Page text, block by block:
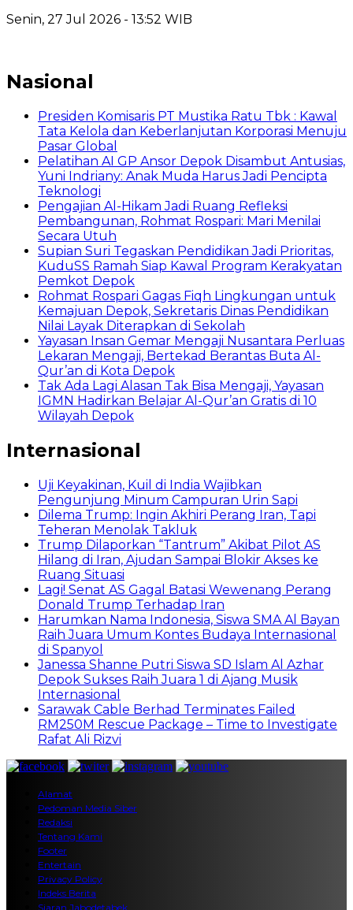
Senin, 27 Jul 2026 - 13:52 WIB
Nasional
Presiden Komisaris PT Mustika Ratu Tbk : Kawal
Tata Kelola dan Keberlanjutan Korporasi Menuju
Pasar Global
Pelatihan AI GP Ansor Depok Disambut Antusias,
Yuni Indriany: Anak Muda Harus Jadi Pencipta
Teknologi
Pengajian Al-Hikam Jadi Ruang Refleksi
Pembangunan, Rohmat Rospari: Mari Menilai
Secara Utuh
Supian Suri Tegaskan Pendidikan Jadi Prioritas,
KuduSS Ramah Siap Kawal Program Kerakyatan
Pemkot Depok
Rohmat Rospari Gagas Fiqh Lingkungan untuk
Kemajuan Depok, Sekretaris Dinas Pendidikan
Nilai Layak Diterapkan di Sekolah
Yayasan Insan Gemar Mengaji Nusantara Perluas
Lekaran Mengaji, Bertekad Berantas Buta Al-
Qur’an di Kota Depok
Tak Ada Lagi Alasan Tak Bisa Mengaji, Yayasan
IGMN Hadirkan Belajar Al-Qur’an Gratis di 10
Wilayah Depok
Internasional
Uji Keyakinan, Kuil di India Wajibkan
Pengunjung Minum Campuran Urin Sapi
Dilema Trump: Ingin Akhiri Perang Iran, Tapi
Teheran Menolak Takluk
Trump Dilaporkan “Tantrum” Akibat Pilot AS
Hilang di Iran, Ajudan Sampai Blokir Akses ke
Ruang Situasi
Lagi! Senat AS Gagal Batasi Wewenang Perang
Donald Trump Terhadap Iran
Harumkan Nama Indonesia, Siswa SMA Al Bayan
Raih Juara Umum Kontes Budaya Internasional
di Spanyol
Janessa Shanne Putri Siswa SD Islam Al Azhar
Depok Sukses Raih Juara 1 di Ajang Musik
Internasional
Sarawak Cable Berhad Terminates Failed
RM250M Rescue Package – Time to Investigate
Rafat Ali Rizvi
Alamat
Pedoman Media Siber
Redaksi
Tentang Kami
Footer
Entertain
Privacy Policy
Indeks Berita
Siaran Jabodetabek